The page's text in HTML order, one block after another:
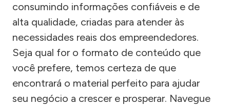
consumindo informações confiáveis e de
alta qualidade, criadas para atender às
necessidades reais dos empreendedores.
Seja qual for o formato de conteúdo que
você prefere, temos certeza de que
encontrará o material perfeito para ajudar
seu negócio a crescer e prosperar. Navegue